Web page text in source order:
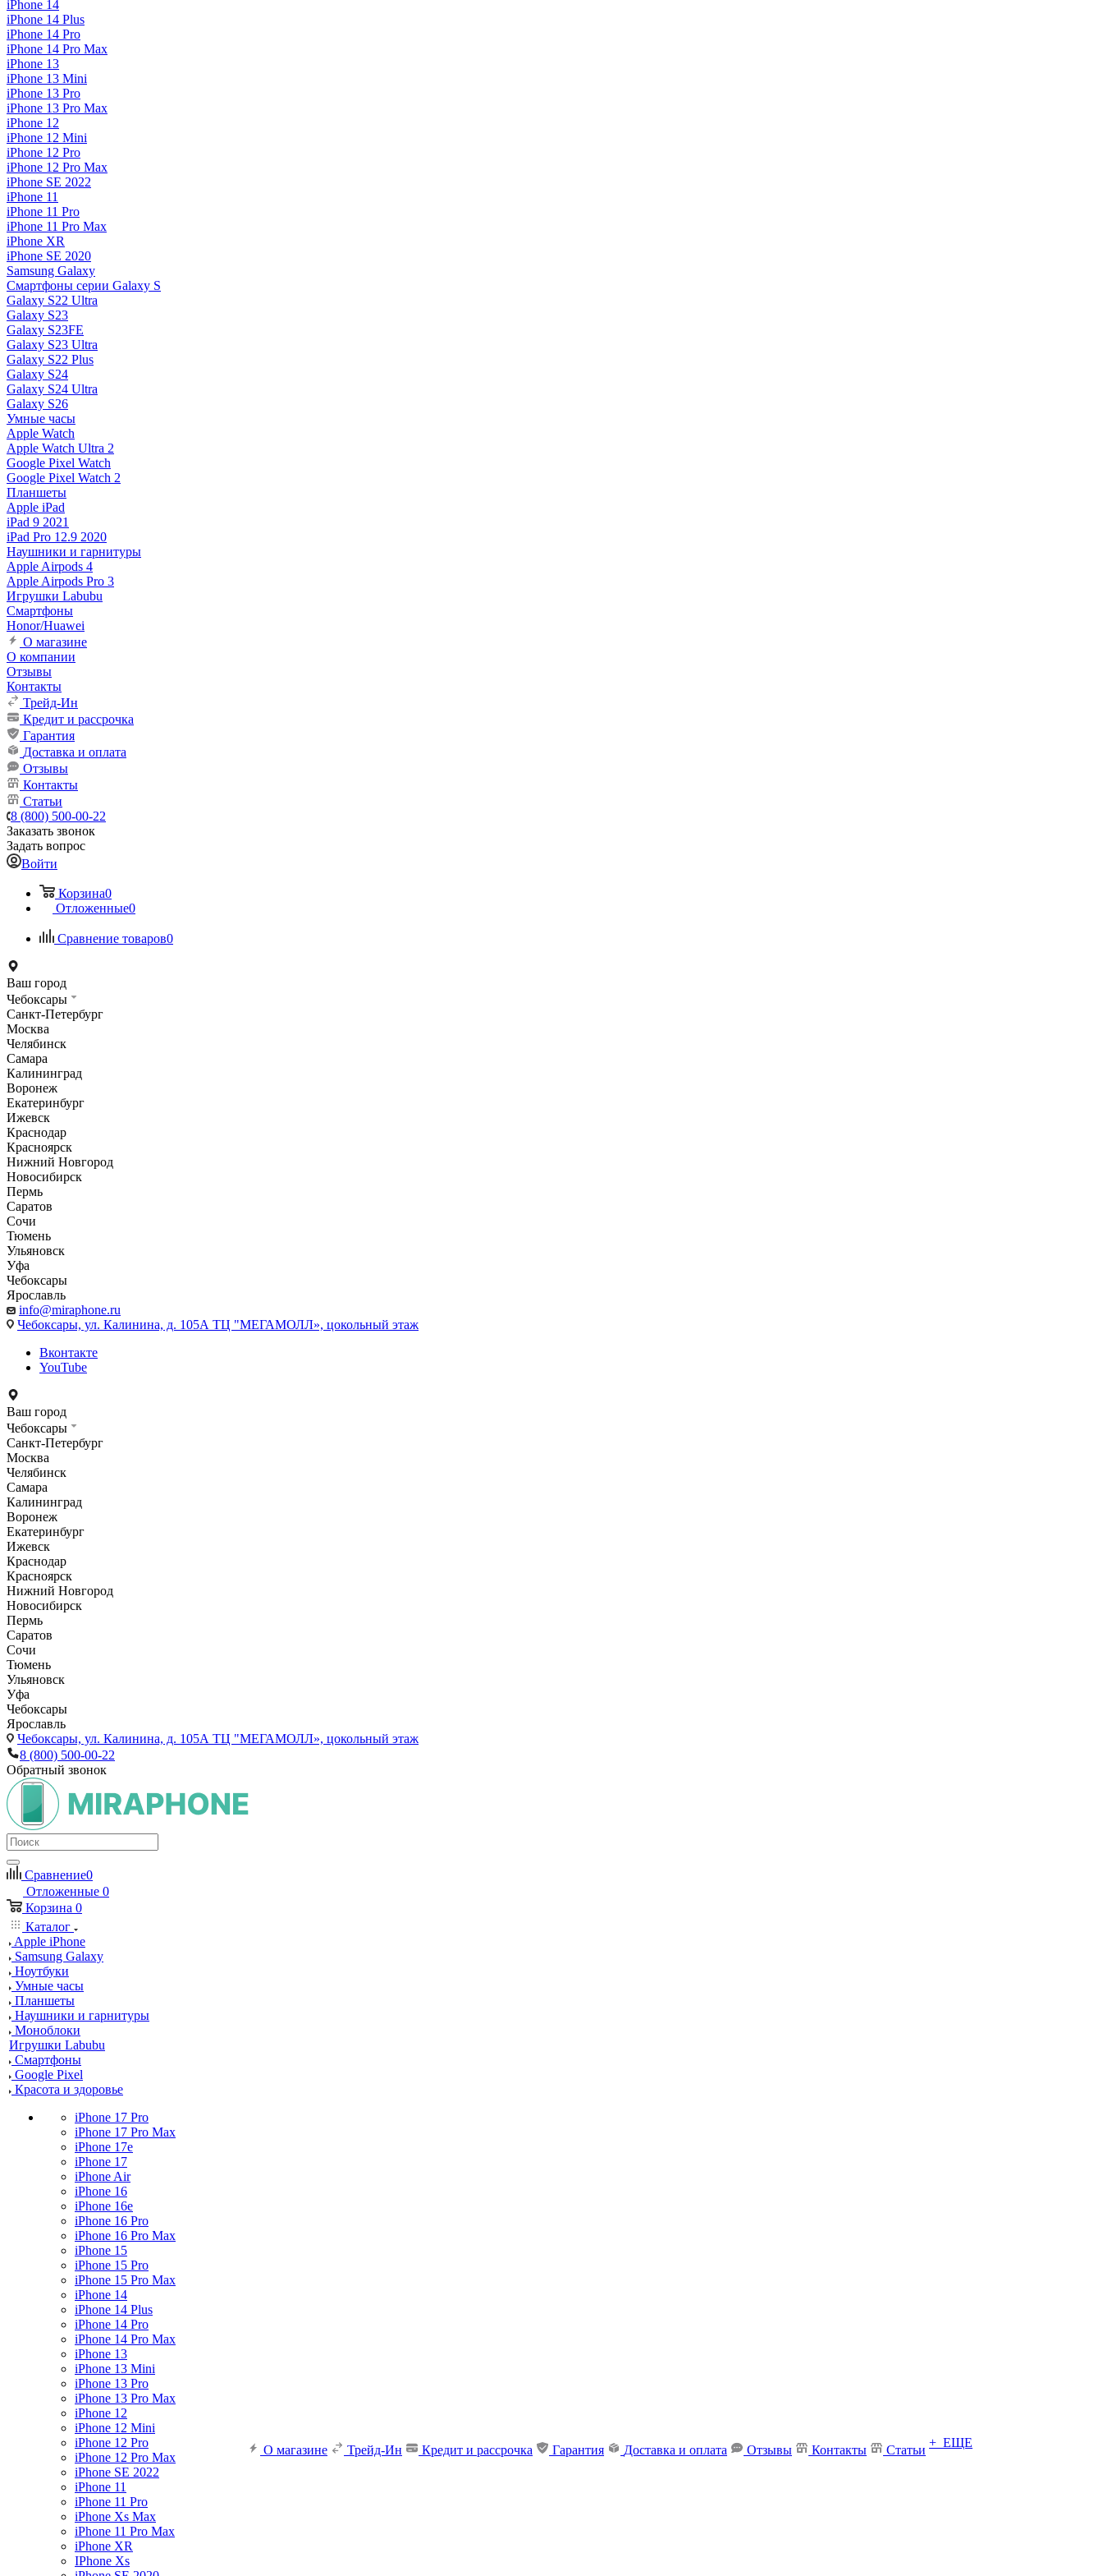
iPhone 14
iPhone 14 Plus
iPhone 14 Pro
iPhone 14 Pro Max
iPhone 13
iPhone 13 Mini
iPhone 13 Pro
iPhone 13 Pro Max
iPhone 12
iPhone 12 Mini
iPhone 12 Pro
iPhone 12 Pro Max
iPhone SE 2022
iPhone 11
iPhone 11 Pro
iPhone 11 Pro Max
iPhone XR
iPhone SE 2020
Samsung Galaxy
Смартфоны серии Galaxy S
Galaxy S22 Ultra
Galaxy S23
Galaxy S23FE
Galaxy S23 Ultra
Galaxy S22 Plus
Galaxy S24
Galaxy S24 Ultra
Galaxy S26
Умные часы
Apple Watch
Apple Watch Ultra 2
Google Pixel Watch
Google Pixel Watch 2
Планшеты
Apple iPad
iPad 9 2021
iPad Pro 12.9 2020
Наушники и гарнитуры
Apple Airpods 4
Apple Airpods Pro 3
Игрушки Labubu
Смартфоны
Honor/Huawei
О магазине
О компании
Отзывы
Контакты
Трейд-Ин
Кредит и рассрочка
Гарантия
Доставка и оплата
Отзывы
Контакты
Статьи
8 (800) 500-00-22
Заказать звонок
Задать вопрос
Войти
Корзина0
Отложенные0
Сравнение товаров0
Ваш город
Чебоксары
Санкт-Петербург
Москва
Челябинск
Самара
Калининград
Воронеж
Екатеринбург
Ижевск
Краснодар
Красноярск
Нижний Новгород
Новосибирск
Пермь
Саратов
Сочи
Тюмень
Ульяновск
Уфа
Чебоксары
Ярославль
info@miraphone.ru
Чебоксары, ул. Калинина, д. 105А ТЦ "МЕГАМОЛЛ», цокольный этаж
Вконтакте
YouTube
Ваш город
Чебоксары
Санкт-Петербург
Москва
Челябинск
Самара
Калининград
Воронеж
Екатеринбург
Ижевск
Краснодар
Красноярск
Нижний Новгород
Новосибирск
Пермь
Саратов
Сочи
Тюмень
Ульяновск
Уфа
Чебоксары
Ярославль
Чебоксары, ул. Калинина, д. 105А ТЦ "МЕГАМОЛЛ», цокольный этаж
8 (800) 500-00-22
Обратный звонок
Сравнение0
Отложенные 0
Корзина 0
Каталог
Apple iPhone
Samsung Galaxy
Ноутбуки
Умные часы
Планшеты
Наушники и гарнитуры
Моноблоки
Игрушки Labubu
Смартфоны
Google Pixel
Красота и здоровье
iPhone 17 Pro
iPhone 17 Pro Max
iPhone 17e
iPhone 17
iPhone Air
iPhone 16
iPhone 16e
iPhone 16 Pro
iPhone 16 Pro Max
iPhone 15
iPhone 15 Pro
iPhone 15 Pro Max
iPhone 14
iPhone 14 Plus
iPhone 14 Pro
iPhone 14 Pro Max
iPhone 13
iPhone 13 Mini
iPhone 13 Pro
iPhone 13 Pro Max
iPhone 12
iPhone 12 Mini
iPhone 12 Pro
iPhone 12 Pro Max
iPhone SE 2022
iPhone 11
iPhone 11 Pro
iPhone Xs Max
iPhone 11 Pro Max
iPhone XR
IPhone Xs
О магазине Трейд-Ин Кредит и рассрочка Гарантия Доставка и оплата Отзывы Контакты Статьи
+ ЕЩЕ